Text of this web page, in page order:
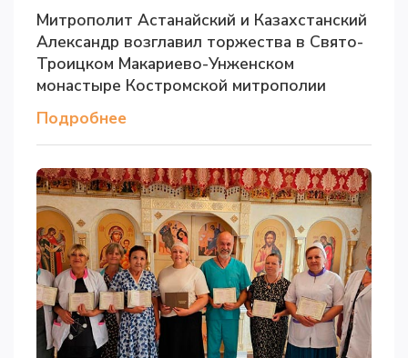
Митрополит Астанайский и Казахстанский
Александр возглавил торжества в Свято-
Троицком Макариево-Унженском
монастыре Костромской митрополии
Подробнее